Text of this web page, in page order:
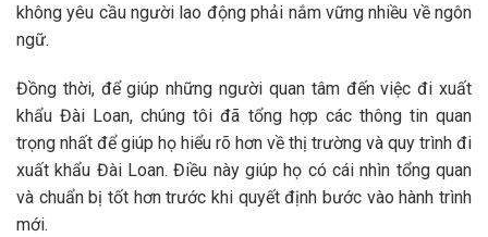
không yêu cầu người lao động phải nắm vững nhiều về ngôn
ngữ.
Đồng thời, để giúp những người quan tâm đến việc đi xuất
khẩu Đài Loan, chúng tôi đã tổng hợp các thông tin quan
trọng nhất để giúp họ hiểu rõ hơn về thị trường và quy trình đi
xuất khẩu Đài Loan. Điều này giúp họ có cái nhìn tổng quan
và chuẩn bị tốt hơn trước khi quyết định bước vào hành trình
mới.